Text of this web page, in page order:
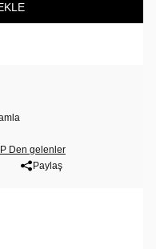
Den gelenler
Paylaş